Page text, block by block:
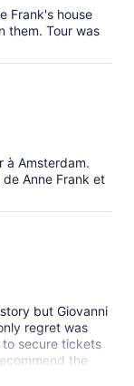
Frank's house
them. Tour was
à Amsterdam.
Anne Frank et
but Giovanni
regret was
secure tickets
the
guide.